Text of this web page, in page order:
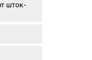
шток-